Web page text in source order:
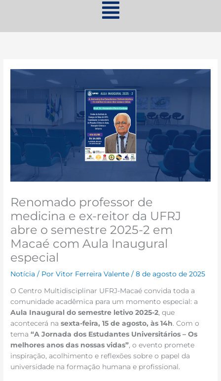
Renomado professor de
medicina e ex-reitor da UFRJ
abre o semestre 2025-2 em
Macaé com Aula Inaugural
especial
Notícia / PorVitor Ferreira Valente/8 de agosto de 2025
O Centro Multidisciplinar UFRJ-Macaé convida toda a
comunidade acadêmica para um momento especial: a
Aula Inaugural do semestre letivo 2025-2, que
acontecerá nasexta-feira, 15 de agosto, às 14h. Com o
tema“A Jornada dos Estudantes Universitários – Os
melhores anos das nossas vidas”, o evento promete
inspiração, acolhimento e reflexões sobre o papel da
universidade na formação humana e profissional.